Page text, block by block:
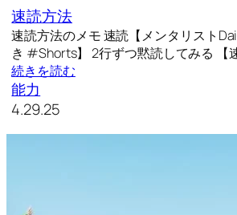
速読方法
速読方法のメモ 速読【メンタリスト
き #Shorts】 2行ずつ黙読してみる 【
続きを読む
能力
4.29.25